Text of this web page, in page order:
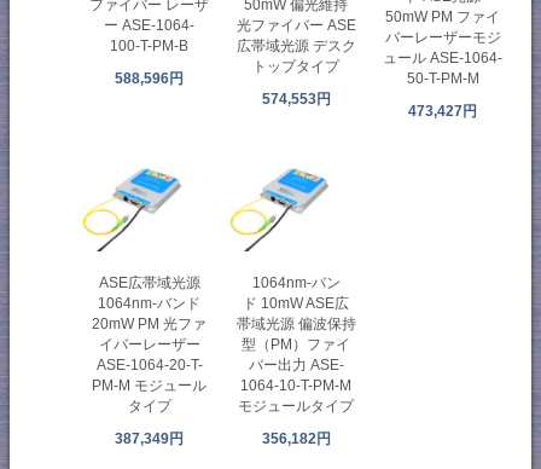
ファイバー レーザ
ー ASE-1064-
100-T-PM-B
588,596円
50mW 偏光維持
光ファイバー ASE
広帯域光源 デスク
トップタイプ
574,553円
50mW PM ファイ
バーレーザーモジ
ュール ASE-1064-
50-T-PM-M
473,427円
ASE広帯域光源
1064nm-バンド
20mW PM 光ファ
イバーレーザー
ASE-1064-20-T-
PM-M モジュール
タイプ
387,349円
1064nm-バン
ド 10mW ASE広
帯域光源 偏波保持
型（PM）ファイ
バー出力 ASE-
1064-10-T-PM-M
モジュールタイプ
356,182円